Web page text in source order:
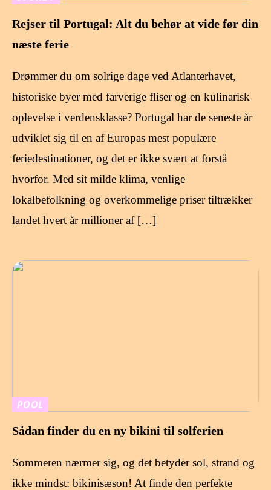
Rejser til Portugal: Alt du behør at vide før din
næste ferie
Drømmer du om solrige dage ved Atlanterhavet,
historiske byer med farverige fliser og en kulinarisk
oplevelse i verdensklasse? Portugal har de seneste år
udviklet sig til en af Europas mest populære
feriedestinationer, og det er ikke svært at forstå
hvorfor. Med sit milde klima, venlige
lokalbefolkning og overkommelige priser tiltrækker
landet hvert år millioner af […]
POOL
Sådan finder du en ny bikini til solferien
Sommeren nærmer sig, og det betyder sol, strand og
ikke mindst: bikinisæson! At finde den perfekte